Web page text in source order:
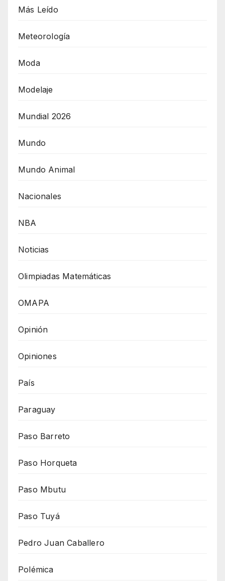
Más Leído
Meteorología
Moda
Modelaje
Mundial 2026
Mundo
Mundo Animal
Nacionales
NBA
Noticias
Olimpiadas Matemáticas
OMAPA
Opinión
Opiniones
País
Paraguay
Paso Barreto
Paso Horqueta
Paso Mbutu
Paso Tuyá
Pedro Juan Caballero
Polémica